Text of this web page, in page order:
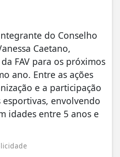
do Conselho
Caetano,
FAV para os próximos
ano. Entre as ações
e a participação
envolvendo
idades entre 5 anos e